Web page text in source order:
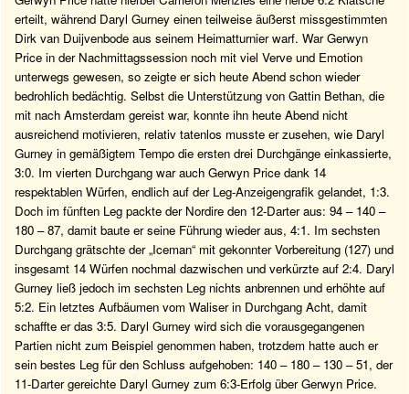
erteilt, während Daryl Gurney einen teilweise äußerst missgestimmten
Dirk van Duijvenbode aus seinem Heimatturnier warf. War Gerwyn
Price in der Nachmittagssession noch mit viel Verve und Emotion
unterwegs gewesen, so zeigte er sich heute Abend schon wieder
bedrohlich bedächtig. Selbst die Unterstützung von Gattin Bethan, die
mit nach Amsterdam gereist war, konnte ihn heute Abend nicht
ausreichend motivieren, relativ tatenlos musste er zusehen, wie Daryl
Gurney in gemäßigtem Tempo die ersten drei Durchgänge einkassierte,
3:0. Im vierten Durchgang war auch Gerwyn Price dank 14
respektablen Würfen, endlich auf der Leg-Anzeigengrafik gelandet, 1:3.
Doch im fünften Leg packte der Nordire den 12-Darter aus: 94 – 140 –
180 – 87, damit baute er seine Führung wieder aus, 4:1. Im sechsten
Durchgang grätschte der „Iceman“ mit gekonnter Vorbereitung (127) und
insgesamt 14 Würfen nochmal dazwischen und verkürzte auf 2:4. Daryl
Gurney ließ jedoch im sechsten Leg nichts anbrennen und erhöhte auf
5:2. Ein letztes Aufbäumen vom Waliser in Durchgang Acht, damit
schaffte er das 3:5. Daryl Gurney wird sich die vorausgegangenen
Partien nicht zum Beispiel genommen haben, trotzdem hatte auch er
sein bestes Leg für den Schluss aufgehoben: 140 – 180 – 130 – 51, der
11-Darter gereichte Daryl Gurney zum 6:3-Erfolg über Gerwyn Price.